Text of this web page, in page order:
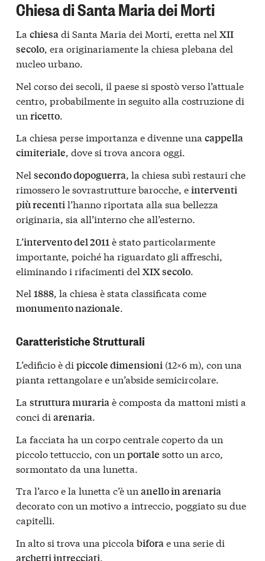
Chiesa di Santa Maria dei Morti
La chiesadi Santa Maria dei Morti, eretta nel XII
secolo, era originariamente la chiesa plebana del
nucleo urbano.
Nel corso dei secoli, il paese si spostò verso l’attuale
centro, probabilmente in seguito alla costruzione di
un ricetto.
La chiesa perse importanza e divenne una cappella
cimiteriale, dove si trova ancora oggi.
Nel secondo dopoguerra, la chiesa subì restauri che
rimossero le sovrastrutture barocche, einterventi
più recentil’hanno riportata alla sua bellezza
originaria, sia all’interno che all’esterno.
L’intervento del 2011è stato particolarmente
importante, poiché ha riguardato gli affreschi,
eliminando i rifacimenti del XIX secolo.
Nel 1888, la chiesa è stata classificata come
monumento nazionale.
Caratteristiche Strutturali
L’edificio è di piccole dimensioni (12×6 m), con una
pianta rettangolare e un’abside semicircolare.
La struttura murariaè composta da mattoni misti a
conci di arenaria.
La facciata ha un corpo centrale coperto da un
piccolo tettuccio, con un portale sotto un arco,
sormontato da una lunetta.
Tra l’arco e la lunetta c’è un anello in arenaria
decorato con un motivo a intreccio, poggiato su due
capitelli.
In alto si trova una piccola biforae una serie di
archetti intrecciati.